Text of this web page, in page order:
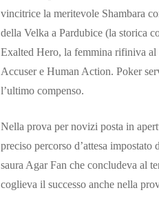
vincitrice la meritevole Shambara
della Velka a Pardubice (la storica
Exalted Hero, la femmina rifiniva al
Accuser e Human Action. Poker
l’ultimo compenso.
Nella prova per novizi posta in
preciso percorso d’attesa
saura Agar Fan che concludeva al
coglieva il successo anche nella